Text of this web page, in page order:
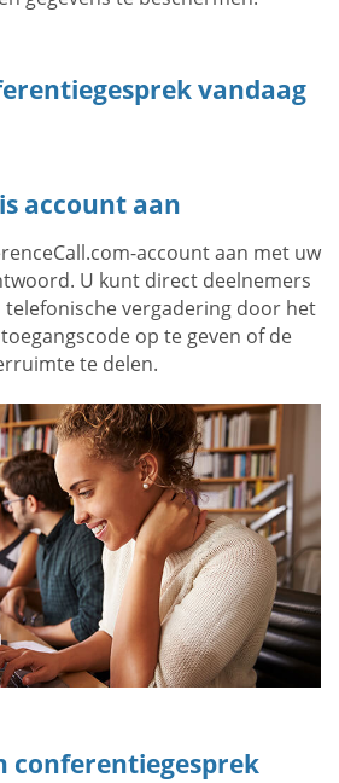
vandaag
account aan
account aan met uw
U kunt direct deelnemers
vergadering door het
op te geven of de
te delen.
conferentiegesprek